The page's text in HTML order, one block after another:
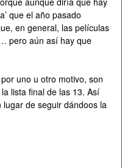
que el año pasado
en general, las películas
pero aún así hay que
uno u otro motivo, son
lista final de las 13. Así
de seguir dándoos la